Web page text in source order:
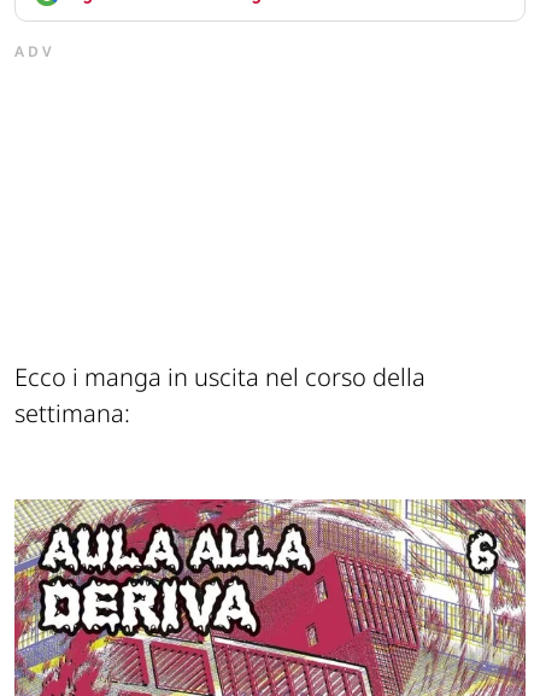
ADV
Ecco i manga in uscita nel corso della
settimana: